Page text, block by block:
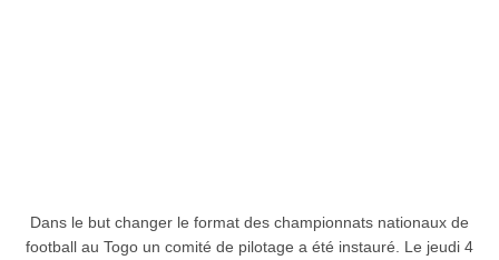
Dans le but changer le format des championnats nationaux de
football au Togo un comité de pilotage a été instauré. Le jeudi 4